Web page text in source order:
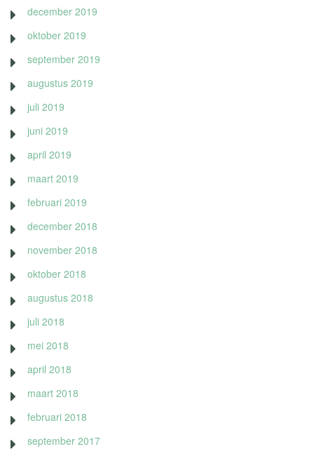
december 2019
oktober 2019
september 2019
augustus 2019
juli 2019
juni 2019
april 2019
maart 2019
februari 2019
december 2018
november 2018
oktober 2018
augustus 2018
juli 2018
mei 2018
april 2018
maart 2018
februari 2018
september 2017